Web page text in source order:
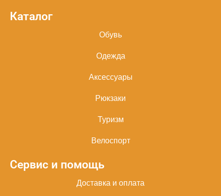
Каталог
Обувь
Одежда
Аксессуары
Рюкзаки
Туризм
Велоспорт
Сервис и помощь
Доставка и оплата